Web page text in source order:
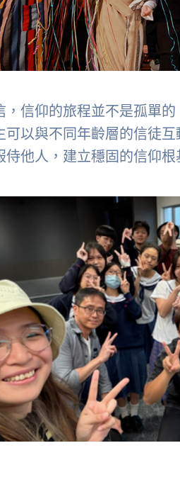
，信仰的旅程並不是孤單
可以與不同年齡層的信徒
侍他人，建立穩固的信仰根